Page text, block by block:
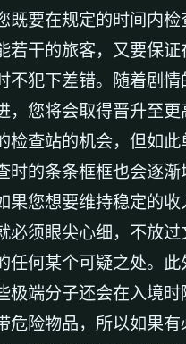
既要在规定的时间内检
若干的旅客，又要保证
不犯下差错。随着剧情
，您将会取得晋升至更
检查站的机会，但如此
时的条条框框也会逐渐
果您想要维持稳定的收
必须眼尖心细，不放过
任何某个可疑之处。此
极端分子还会在入境时
危险物品，所以如果有